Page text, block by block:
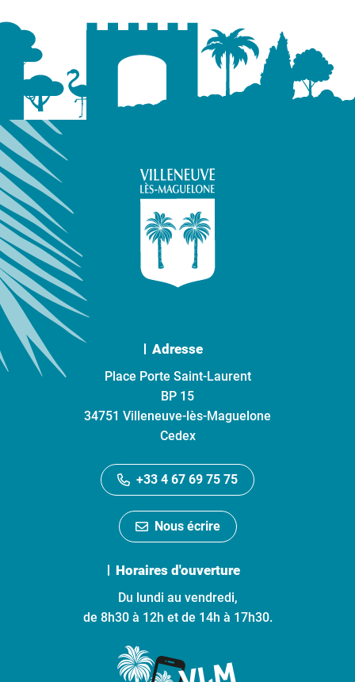
Adresse
Place Porte Saint-Laurent
BP 15
34751 Villeneuve-lès-Maguelone
Cedex
+33 4 67 69 75 75
Nous écrire
Horaires d'ouverture
Du lundi au vendredi,
de 8h30 à 12h et de 14h à 17h30.